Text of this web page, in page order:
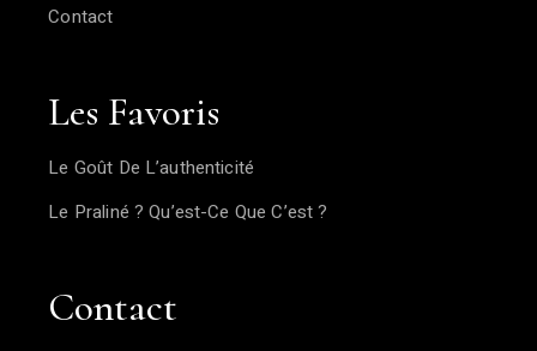
Contact
Les Favoris
Le Goût De L’authenticité
Le Praliné ? Qu’est-Ce Que C’est ?
Contact